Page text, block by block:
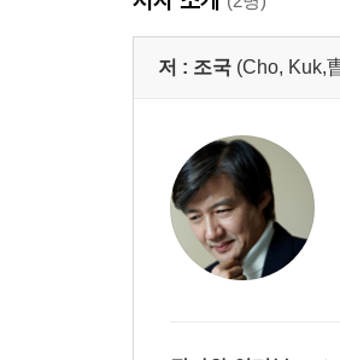
윤석열 검찰독재정권에
이제, 고마, 치아라 마
─ 부산 서면 연설 2024년
2부 탄핵으로 가는 쇄빙선
저 : 조국 (Cho, Kuk,